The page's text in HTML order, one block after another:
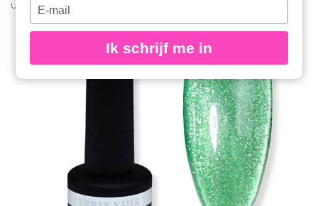
URBAN NAILS
Typ
je
e-
in
Ik schrijf me in